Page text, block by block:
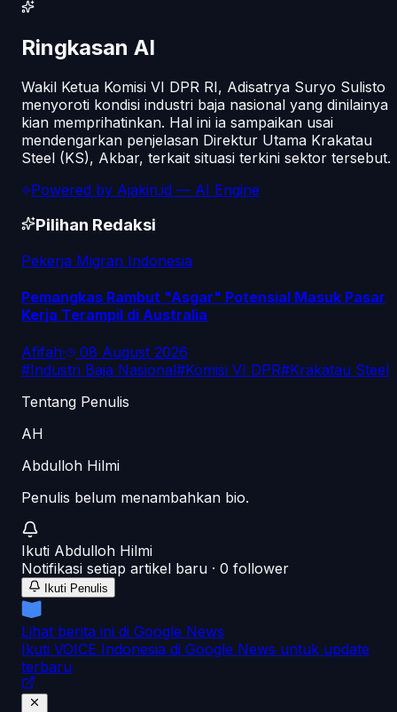
Ringkasan AI
Wakil Ketua Komisi VI DPR RI, Adisatrya Suryo Sulisto
menyoroti kondisi industri baja nasional yang dinilainya
kian memprihatinkan. Hal ini ia sampaikan usai
mendengarkan penjelasan Direktur Utama Krakatau
Steel (KS), Akbar, terkait situasi terkini sektor tersebut.
Powered by Ajakin.id — AI Engine
Pilihan Redaksi
Pekerja Migran Indonesia
Pemangkas Rambut "Asgar" Potensial Masuk Pasar
Kerja Terampil di Australia
Afifah·
08 August 2026
#Industri Baja Nasional#Komisi VI DPR#Krakatau Steel
Tentang Penulis
AH
Abdulloh Hilmi
Penulis belum menambahkan bio.
Ikuti Abdulloh Hilmi
Notifikasi setiap artikel baru · 0 follower
Ikuti Penulis
Lihat berita ini di Google News
Ikuti VOICE Indonesia di Google News untuk update
terbaru